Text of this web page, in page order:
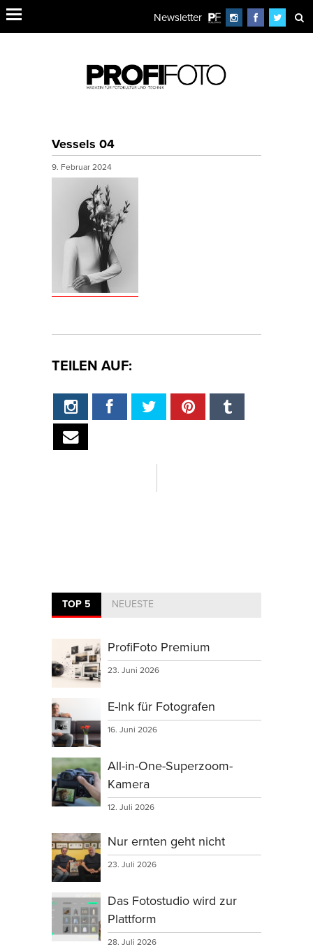
Newsletter
Vessels 04
9. Februar 2024
TEILEN AUF:
TOP 5 NEUESTE
ProfiFoto Premium
23. Juni 2026
E-Ink für Fotografen
16. Juni 2026
All-in-One-Superzoom-
Kamera
12. Juli 2026
Nur ernten geht nicht
23. Juli 2026
Das Fotostudio wird zur
Plattform
28. Juli 2026